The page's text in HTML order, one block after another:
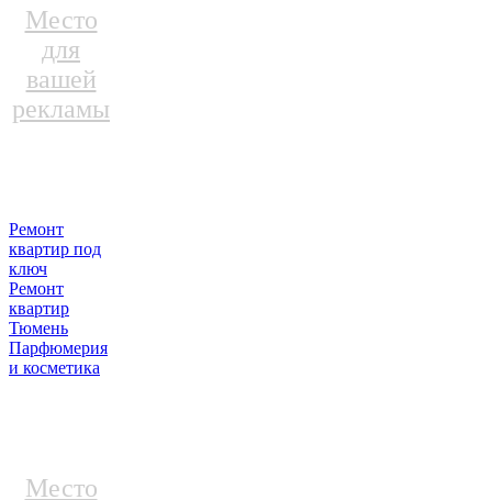
Место
для
вашей
рекламы
Ремонт
квартир под
ключ
Ремонт
квартир
Тюмень
Парфюмерия
и косметика
Место